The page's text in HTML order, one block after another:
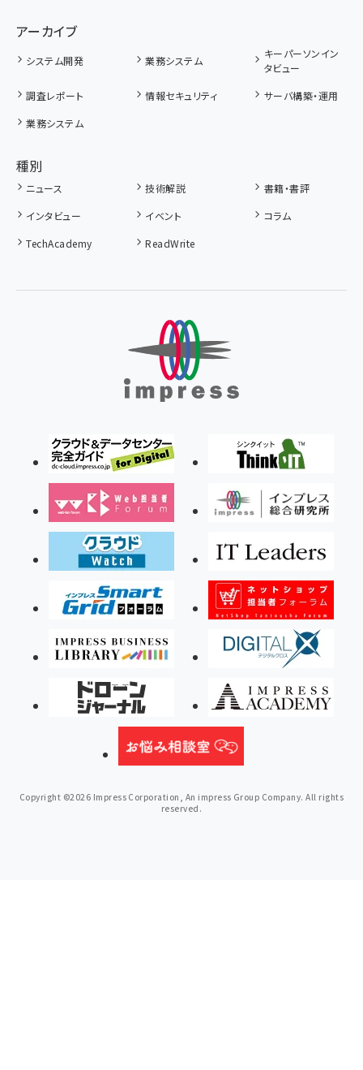
アーカイブ
システム開発 業務システム
キーパーソンイン
タビュー
調査レポート
情報セキュリティ
サーバ構築・運用
業務システム
種別
ニュース 技術解説
書籍・書評
インタビュー
イベント
コラム
TechAcademy
ReadWrite
Copyright ©2026 Impress Corporation, An impress Group Company. All rights
reserved.